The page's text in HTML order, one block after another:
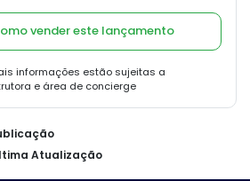
vender este lançamento
informações estão sujeitas a
e área de concierge
Atualização